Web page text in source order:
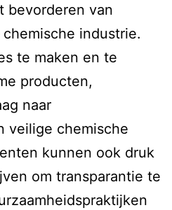
bevorderen van
industrie.
te maken en te
producten,
naar
veilige chemische
kunnen ook druk
om transparantie te